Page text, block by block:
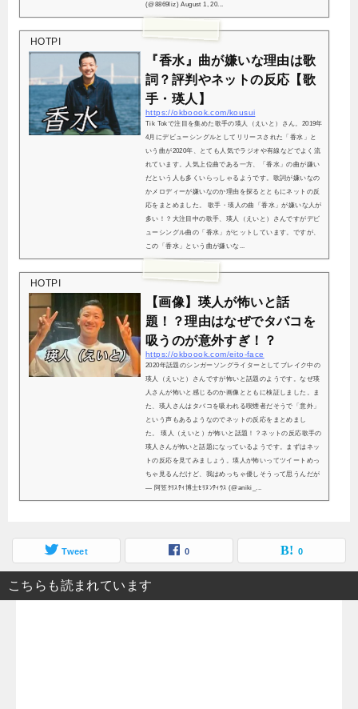
(@8869liz) August 1, 20...
HOTPI
『香水』曲が嫌いな理由は歌
詞？評判やネットの反応【歌
手・瑛人】
https://okboook.com/kousui
Tik Tokで注目を集めた歌手の瑛人（えいと）さん。2019年
4月にデビューシングルとしてリリースされた「香水」と
いう曲が2020年、とても人気でラジオや有線などでよく流
れています。人気上位曲である一方、「香水」の曲が嫌い
だという人も多くいらっしゃるようです。歌詞が嫌いなの
かメロディーが嫌いなのか理由を探るとともにネットの反
応をまとめました。 歌手・瑛人の曲「香水」が嫌いな人が
多い！？大注目中の歌手、瑛人（えいと）さんですがデビ
ューシングル曲の「香水」がヒットしています。ですが、
この「香水」という曲が嫌いな...
HOTPI
【画像】瑛人が怖いと話
題！？理由はなぜでタバコを
吸うのが意外すぎ！？
https://okboook.com/eito-face
2020年話題のシンガーソングライターとしてブレイク中の
瑛人（えいと）さんですが怖いと話題のようです。なぜ瑛
人さんが怖いと感じるのか画像とともに検証しました。ま
た、瑛人さんはタバコを吸われる喫煙者だそうで「意外」
という声もあるようなのでネットの反応をまとめまし
た。 瑛人（えいと）が怖いと話題！？ネットの反応歌手の
瑛人さんが怖いと話題になっているようです。まずはネッ
トの反応を見てみましょう。瑛人が怖いってツイートめっ
ちゃ見るんだけど、我はめっちゃ優しそうって思うんだが
— 阿笠ｸﾘｽﾃｨ博士ｾﾘﾇﾝﾃｨｳｽ (@aniki_...
Tweet 0 0
こちらも読まれています